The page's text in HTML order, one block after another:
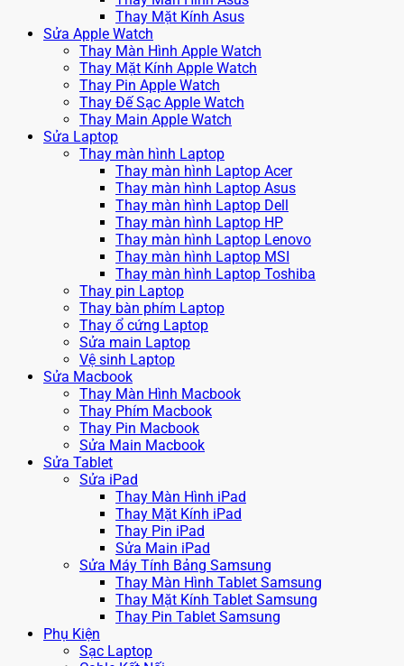
Thay Mặt Kính Asus
Sửa Apple Watch
Thay Màn Hình Apple Watch
Thay Mặt Kính Apple Watch
Thay Pin Apple Watch
Thay Đế Sạc Apple Watch
Thay Main Apple Watch
Sửa Laptop
Thay màn hình Laptop
Thay màn hình Laptop Acer
Thay màn hình Laptop Asus
Thay màn hình Laptop Dell
Thay màn hình Laptop HP
Thay màn hình Laptop Lenovo
Thay màn hình Laptop MSI
Thay màn hình Laptop Toshiba
Thay pin Laptop
Thay bàn phím Laptop
Thay ổ cứng Laptop
Sửa main Laptop
Vệ sinh Laptop
Sửa Macbook
Thay Màn Hình Macbook
Thay Phím Macbook
Thay Pin Macbook
Sửa Main Macbook
Sửa Tablet
Sửa iPad
Thay Màn Hình iPad
Thay Mặt Kính iPad
Thay Pin iPad
Sửa Main iPad
Sửa Máy Tính Bảng Samsung
Thay Màn Hình Tablet Samsung
Thay Mặt Kính Tablet Samsung
Thay Pin Tablet Samsung
Phụ Kiện
Sạc Laptop